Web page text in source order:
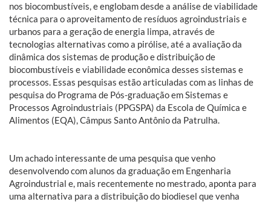
nos biocombustíveis, e englobam desde a análise de viabilidade
técnica para o aproveitamento de resíduos agroindustriais e
urbanos para a geração de energia limpa, através de
tecnologias alternativas como a pirólise, até a avaliação da
dinâmica dos sistemas de produção e distribuição de
biocombustíveis e viabilidade econômica desses sistemas e
processos. Essas pesquisas estão articuladas com as linhas de
pesquisa do Programa de Pós-graduação em Sistemas e
Processos Agroindustriais (PPGSPA) da Escola de Química e
Alimentos (EQA), Câmpus Santo Antônio da Patrulha.
Um achado interessante de uma pesquisa que venho
desenvolvendo com alunos da graduação em Engenharia
Agroindustrial e, mais recentemente no mestrado, aponta para
uma alternativa para a distribuição do biodiesel que venha